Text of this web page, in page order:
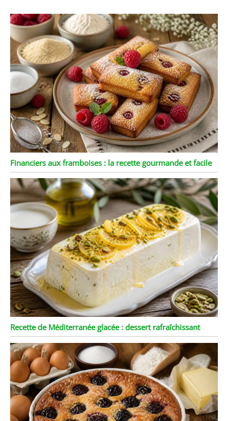
EMBALLAGES POUR
PÂTISSERIE ⇢ Nous
proposons des plateaux
pour gâteaux ronds,
carrés et rectangulaires,
disponibles en or, or-
noir, argent et or-argent.
Découvrez également nos
boîtes pour gâteaux,
pâtisseries, roscones et
cupcakes, de différentes
tailles, en blanc ou kraft,
avec ou sans fenêtre,
idéales pour transporter
et protéger vos créations
de pâtisserie.
Financiers aux framboises : la recette gourmande et facile
Recette de Méditerranée glacée : dessert rafraîchissant